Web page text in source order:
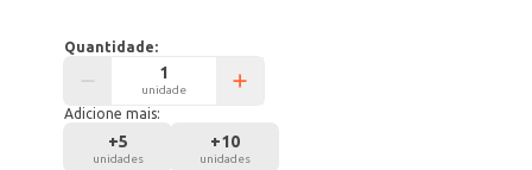
Quantidade:
unidade
Adicione mais:
+5
unidades
+10
unidades